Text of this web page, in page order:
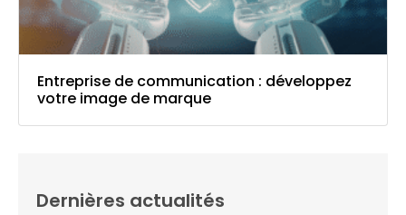
Entreprise de communication : développez
votre image de marque
Dernières actualités